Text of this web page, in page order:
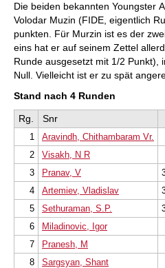
Die beiden bekannten Youngster
Volodar Muzin (FIDE, eigentlich
punkten. Für Murzin ist es der
eins hat er auf seinem Zettel
Runde ausgesetzt mit 1/2 Punkt),
Null. Vielleicht ist er zu spät
Stand nach 4 Runden
Rg. Snr
1 Aravindh, Chithambaram Vr.
2
Visakh, N R
3
Pranav, V
4
Artemiev, Vladislav
5
Sethuraman, S.P.
6
Miladinovic, Igor
7
Pranesh, M
8
Sargsyan, Shant